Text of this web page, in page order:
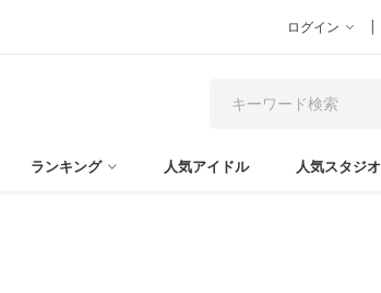
ログイン |
ランキング 人気アイドル 人気スタジオ